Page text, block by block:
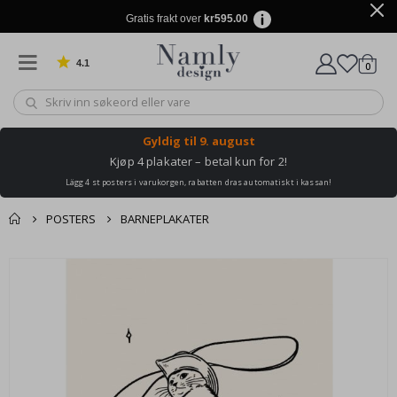
Gratis frakt over kr595.00
4.1 Basert på 1029 stemmer 0varer
Gyldig til 9. august
Kjøp 4 plakater – betal kun for 2!
Lägg 4 st posters i varukorgen, rabatten dras automatiskt i kassan!
POSTERS BARNEPLAKATER